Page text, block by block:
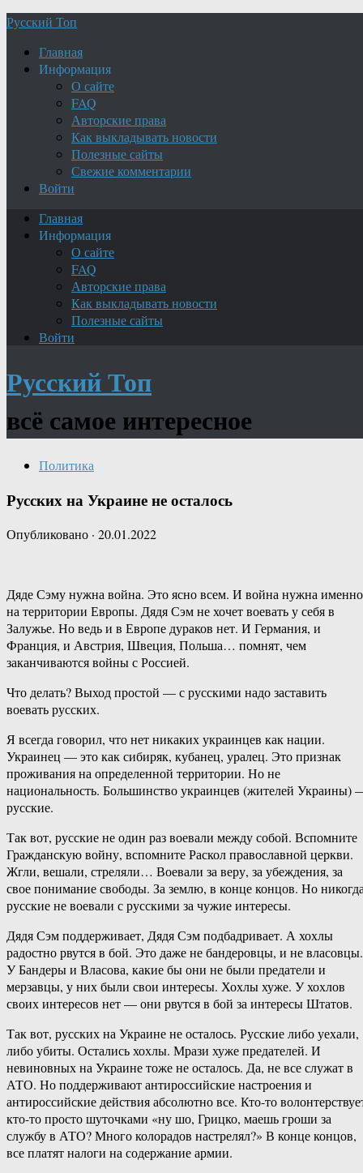
Русский Топ
Главная
Информация
О сайте
FAQ
Авторские права
Как выкладывать новости
Полезные сайты
Свежие комментарии
Войти
Главная
Информация
О сайте
FAQ
Авторские права
Как выкладывать новости
Полезные сайты
Войти
Русский Топ
всё самое интересное
Политика
Русских на Украине не осталось
Опубликовано · 20.01.2022
Дяде Сэму нужна война. Это ясно всем. И война нужна именно
на территории Европы. Дядя Сэм не хочет воевать у себя в
Залужье. Но ведь и в Европе дураков нет. И Германия, и
Франция, и Австрия, Швеция, Польша… помнят, чем
заканчиваются войны с Россией.
Что делать? Выход простой — с русскими надо заставить
воевать русских.
Я всегда говорил, что нет никаких украинцев как нации.
Украинец — это как сибиряк, кубанец, уралец. Это признак
проживания на определенной территории. Но не
национальность. Большинство украинцев (жителей Украины)
русские.
Так вот, русские не один раз воевали между собой. Вспомните
Гражданскую войну, вспомните Раскол православной церкви.
Жгли, вешали, стреляли… Воевали за веру, за убеждения, за
свое понимание свободы. За землю, в конце концов. Но
русские не воевали с русскими за чужие интересы.
Дядя Сэм поддерживает, Дядя Сэм подбадривает. А хохлы
радостно рвутся в бой. Это даже не бандеровцы, и не власовцы.
У Бандеры и Власова, какие бы они не были предатели и
мерзавцы, у них были свои интересы. Хохлы хуже. У хохлов
своих интересов нет — они рвутся в бой за интересы Штатов.
Так вот, русских на Украине не осталось. Русские либо уехали,
либо убиты. Остались хохлы. Мрази хуже предателей. И
невиновных на Украине тоже не осталось. Да, не все служат в
АТО. Но поддерживают антироссийские настроения и
антироссийские действия абсолютно все. Кто-то
кто-то просто шуточками «ну шо, Грицко, маешь гроши за
службу в АТО? Много колорадов настрелял?» В конце концов,
все платят налоги на содержание армии.